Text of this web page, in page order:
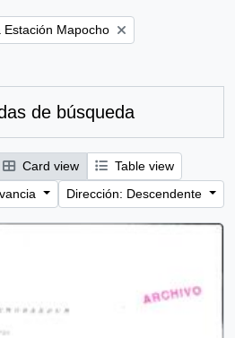
Mapocho
de búsqueda
Card view
Table view
Dirección: Descendente